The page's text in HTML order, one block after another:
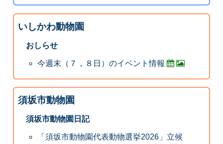
いしかわ動物園
おしらせ
今週末（７，８日）のイベント情報
須坂市動物園
須坂市動物園日記
「須坂市動物園代表動物選挙2026」立候